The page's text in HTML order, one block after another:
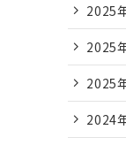
2025
2025
2025
2024